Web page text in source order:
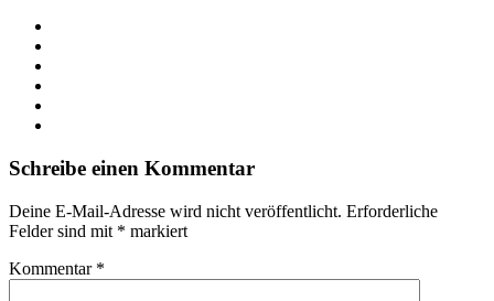
Schreibe einen Kommentar
Deine E-Mail-Adresse wird nicht veröffentlicht. Erforderliche
Felder sind mit * markiert
Kommentar *